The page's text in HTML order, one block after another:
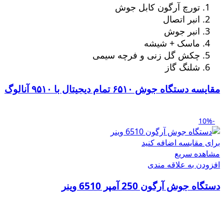
تورچ آرگون کابل جوش
انبر اتصال
انبر جوش
ماسک + شیشه
چکش گل زنی و فرچه سیمی
شلنگ گاز
مقایسه دستگاه جوش ۶۵۱۰ تمام دیجیتال با ۹۵۱۰ آنالوگ
-10%
برای مقایسه اضافه کنید
مشاهده سریع
افزودن به علاقه مندی
دستگاه جوش آرگون 250 آمپر 6510 وینر